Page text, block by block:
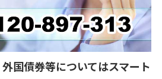
国債券等についてはスマート